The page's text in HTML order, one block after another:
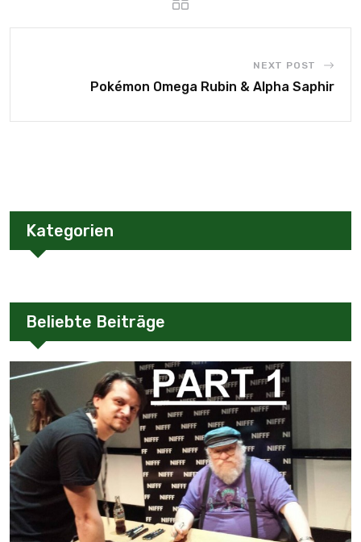
NEXT POST
Pokémon Omega Rubin & Alpha Saphir
Kategorien
Beliebte Beiträge